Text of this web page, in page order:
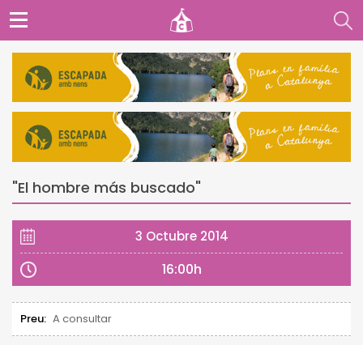
"El hombre más buscado"
3 Octubre 2014
16:00h
Preu: A consultar